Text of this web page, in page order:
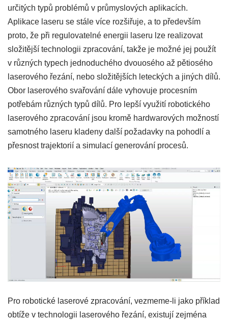
určitých typů problémů v průmyslových aplikacích.
Aplikace laseru se stále více rozšiřuje, a to především
proto, že při regulovatelné energii laseru lze realizovat
složitější technologii zpracování, takže je možné jej použít
v různých typech jednoduchého dvouosého až pětiosého
laserového řezání, nebo složitějších leteckých a jiných dílů.
Obor laserového svařování dále vyhovuje procesním
potřebám různých typů dílů. Pro lepší využití robotického
laserového zpracování jsou kromě hardwarových možností
samotného laseru kladeny další požadavky na pohodlí a
přesnost trajektorií a simulací generování procesů.
Pro robotické laserové zpracování, vezmeme-li jako příklad
obtíže v technologii laserového řezání, existují zejména